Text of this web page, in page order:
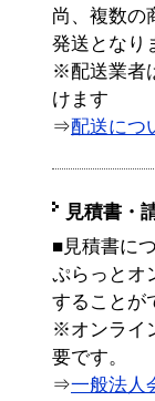
尚、複数の
発送となり
※配送業者
けます
⇒配送につ
見積書・
■見積書に
ぷらっとオ
することが
※オンライ
要です。
⇒一般法人